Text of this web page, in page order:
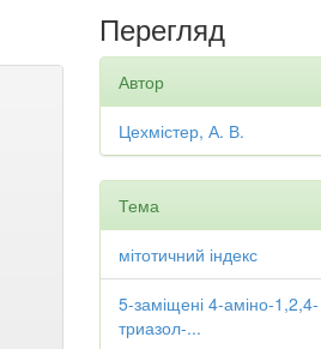
Перегляд
Автор
Цехмістер, А. В.
Тема
мітотичний індекс
5-заміщені 4-аміно-1,2,4-
триазол-...